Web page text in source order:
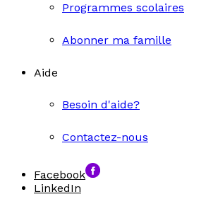
Programmes scolaires
Abonner ma famille
Aide
Besoin d'aide?
Contactez-nous
Facebook
LinkedIn